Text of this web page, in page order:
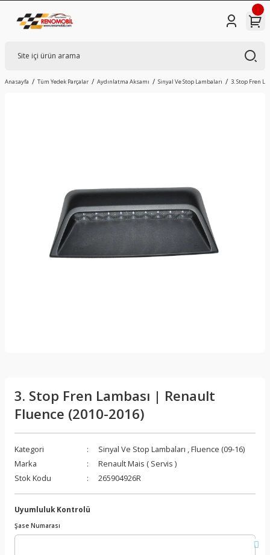
Anasayfa Tüm Yedek Parçalar Aydınlatma Aksamı Sinyal Ve Stop Lambaları 3. Stop Fren
3. Stop Fren Lambası | Renault
Fluence (2010-2016)
Kategori Sinyal Ve Stop Lambaları ,Fluence (09-16)
Marka
Renault Mais ( Servis )
Stok Kodu
265904926R
Uyumluluk Kontrolü
Şase Numarası